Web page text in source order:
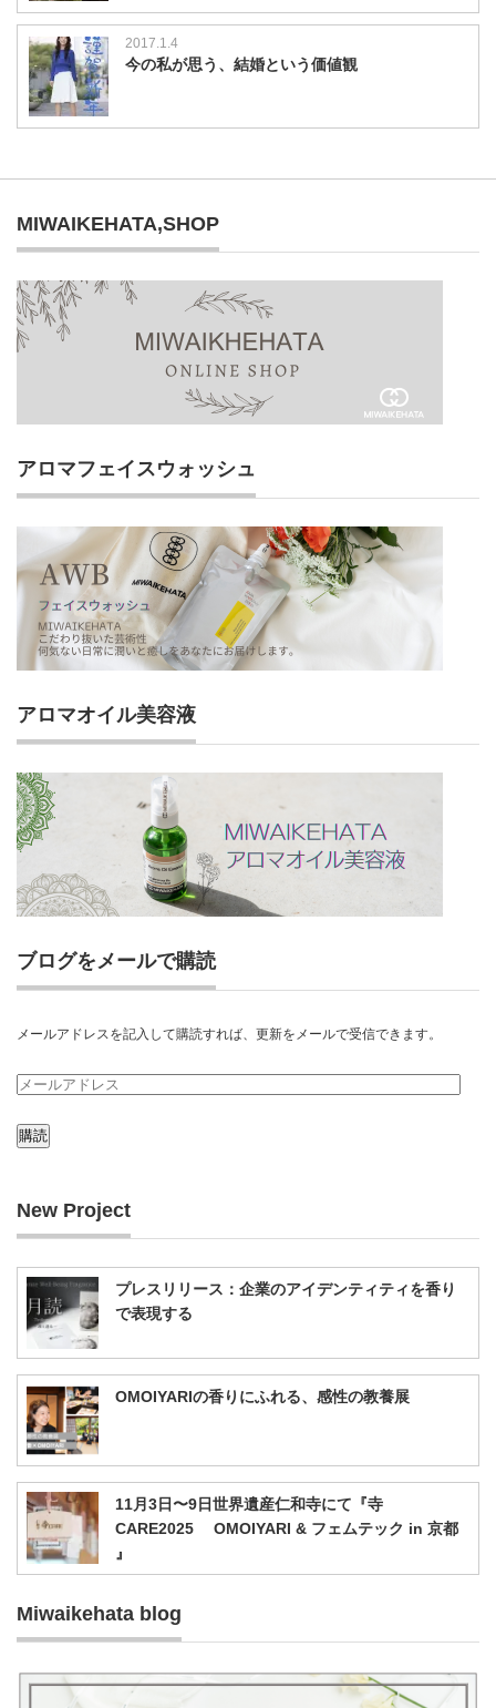
2017.1.4
今の私が思う、結婚という価値観
MIWAIKEHATA,SHOP
アロマフェイスウォッシュ
アロマオイル美容液
ブログをメールで購読
メールアドレスを記入して購読すれば、更新をメールで受信できます。
メ
ル
ド
レ
ス
New Project
プレスリリース：企業のアイデンティティを香り
で表現する
OMOIYARIの香りにふれる、感性の教養展
11月3日〜9日世界遺産仁和寺にて『寺
CARE2025 OMOIYARI & フェムテック in 京都
』
Miwaikehata blog